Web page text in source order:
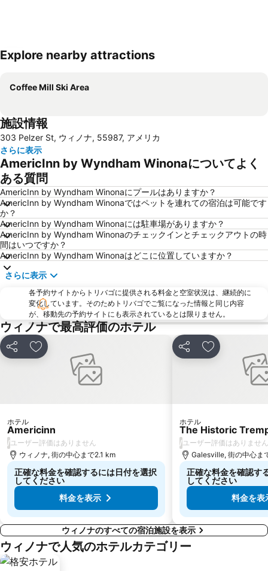
地図を拡大
Explore nearby attractions
Coffee Mill Ski Area
施設情報
303 Pelzer St, ウィノナ, 55987, アメリカ
さらに表示
AmericInn by Wyndham Winonaについてよく
ある質問
AmericInn by Wyndham Winonaにプールはありますか？
AmericInn by Wyndham Winonaではペットを連れての宿泊は可能です
か？
AmericInn by Wyndham Winonaには駐車場がありますか？
AmericInn by Wyndham Winonaのチェックインとチェックアウトの時
間はいつですか？
AmericInn by Wyndham Winonaはどこに位置していますか？
さらに表示
各予約サイトからトリバゴに提供される料金と空室状況は、継続的に
変化しています。そのためトリバゴでご覧になった情報と同じ内容
が、移動先の予約サイトにも表示されているとは限りません。
ウィノナで最高評価のホテル
シェア お気に入りに追加
ホテル
Americinn
/ユーザー評価はありません
ウィノナ, 街の中心まで2.1 km
正確な料金を確認するには日付を選択
してください
料金を表示
シェア お気に入りに
ホテル
The Historic
/ユーザー評価はありません
Galesville, 街の中心ま
正確な料金を確認す
してください
料金を表
ウィノナのすべての宿泊施設を表示
ウィノナで人気のホテルカテゴリー